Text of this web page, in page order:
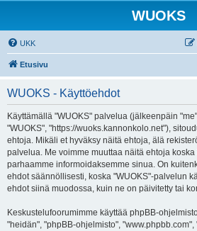
WUOKS
UKK
Etusivu
WUOKS - Käyttöehdot
Käyttämällä "WUOKS" palvelua (jälkeenpäin
"WUOKS", "https://wuoks.kannonkolo.net"),
ehtoja. Mikäli et hyväksy näitä ehtoja, älä
palvelua. Me voimme muuttaa näitä ehtoja
parhaamme informoidaksemme sinua. On
ehdot säännöllisesti, koska "WUOKS"-palvelun
ehdot siinä muodossa, kuin ne on päivitetty tai
Keskustelufoorumimme käyttää phpBB-
"heidän", "phpBB-ohjelmisto",